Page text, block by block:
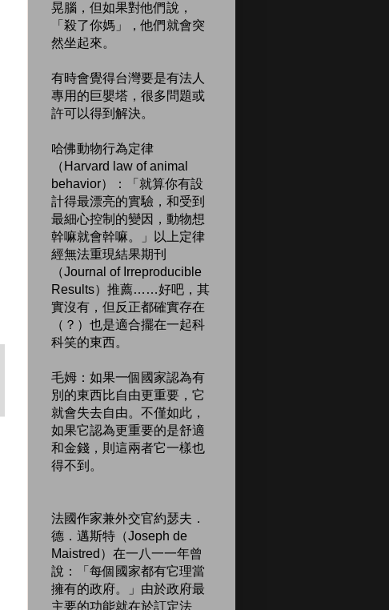
晃腦，但如果對他們說，
「殺了你媽」，他們就會突
然坐起來。
有時會覺得台灣要是有法人
專用的巨嬰塔，很多問題或
許可以得到解決。
哈佛動物行為定律
（Harvard law of animal
behavior）：「就算你有設
計得最漂亮的實驗，和受到
最細心控制的變因，動物想
幹嘛就會幹嘛。」以上定律
經無法重現結果期刊
（Journal of Irreproducible
Results）推薦……好吧，其
實沒有，但反正都確實存在
（？）也是適合擺在一起科
科笑的東西。
毛姆：如果一個國家認為有
別的東西比自由更重要，它
就會失去自由。不僅如此，
如果它認為更重要的是舒適
和金錢，則這兩者它一樣也
得不到。
法國作家兼外交官約瑟夫．
德．邁斯特（Joseph de
Maistred）在一八一一年曾
說：「每個國家都有它理當
擁有的政府。」由於政府最
主要的功能就在於訂定法